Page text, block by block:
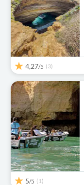
4,27/5 (3)
5/5 (1)